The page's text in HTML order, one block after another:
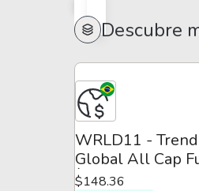
Descubre
WRLD11 - Trend
Global All Cap
Índice
$148.36